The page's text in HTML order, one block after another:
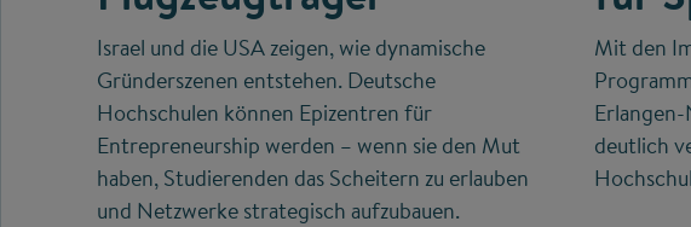
Israel und die USA zeigen, wie dynamische
Gründerszenen entstehen. Deutsche
Hochschulen können Epizentren für
Entrepreneurship werden – wenn sie den Mut
haben, Studierenden das Scheitern zu erlauben
und Netzwerke strategisch aufzubauen.
Mit den
deutlich